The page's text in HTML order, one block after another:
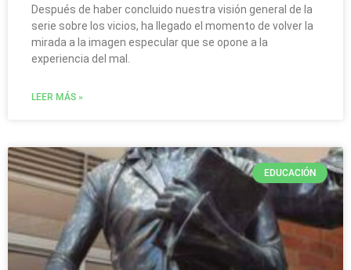
Después de haber concluido nuestra visión general de la
serie sobre los vicios, ha llegado el momento de volver la
mirada a la imagen especular que se opone a la
experiencia del mal.
LEER MÁS »
EDUCACIÓN